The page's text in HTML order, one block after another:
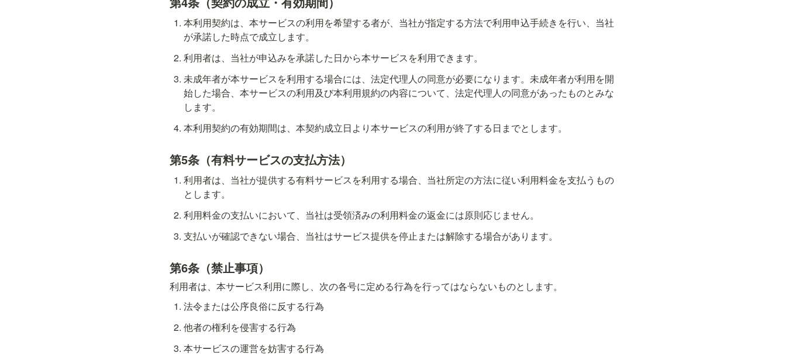
本利用契約は、本サービスの利用を希望する者が、当社が指定する方法で利用申込手続きを行い、当社
が承諾した時点で成立します。
利用者は、当社が申込みを承諾した日から本サービスを利用できます。
未成年者が本サービスを利用する場合には、法定代理人の同意が必要になります。未成年者が利用を開
始した場合、本サービスの利用及び本利用規約の内容について、法定代理人の同意があったものとみな
します。
本利用契約の有効期間は、本契約成立日より本サービスの利用が終了する日までとします。
第5条（有料サービスの支払方法）
利用者は、当社が提供する有料サービスを利用する場合、当社所定の方法に従い利用料金を支払うもの
とします。
利用料金の支払いにおいて、当社は受領済みの利用料金の返金には原則応じません。
支払いが確認できない場合、当社はサービス提供を停止または解除する場合があります。
第6条（禁止事項）
利用者は、本サービス利用に際し、次の各号に定める行為を行ってはならないものとします。
法令または公序良俗に反する行為
他者の権利を侵害する行為
本サービスの運営を妨害する行為